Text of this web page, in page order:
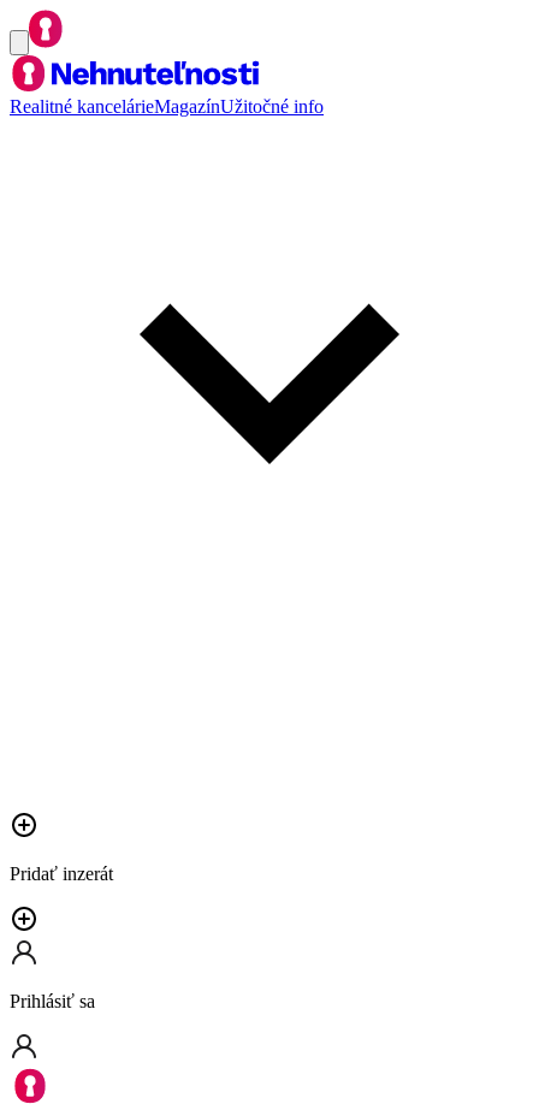
Realitné kancelárieMagazínUžitočné info
Pridať inzerát
Prihlásiť sa